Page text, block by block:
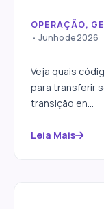
Como
OPERAÇÃO,
• Junho de 2026
Veja quais
para transferir
transição en...
Leia Mais